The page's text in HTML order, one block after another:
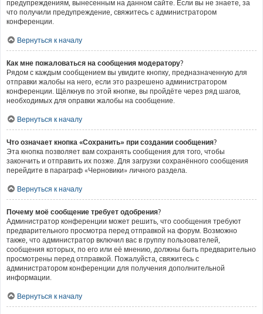
предупреждениям, вынесенным на данном сайте. Если вы не знаете, за
что получили предупреждение, свяжитесь с администратором
конференции.
Вернуться к началу
Как мне пожаловаться на сообщения модератору?
Рядом с каждым сообщением вы увидите кнопку, предназначенную для
отправки жалобы на него, если это разрешено администратором
конференции. Щёлкнув по этой кнопке, вы пройдёте через ряд шагов,
необходимых для оправки жалобы на сообщение.
Вернуться к началу
Что означает кнопка «Сохранить» при создании сообщения?
Эта кнопка позволяет вам сохранять сообщения для того, чтобы
закончить и отправить их позже. Для загрузки сохранённого сообщения
перейдите в параграф «Черновики» личного раздела.
Вернуться к началу
Почему моё сообщение требует одобрения?
Администратор конференции может решить, что сообщения требуют
предварительного просмотра перед отправкой на форум. Возможно
также, что администратор включил вас в группу пользователей,
сообщения которых, по его или её мнению, должны быть предварительно
просмотрены перед отправкой. Пожалуйста, свяжитесь с
администратором конференции для получения дополнительной
информации.
Вернуться к началу